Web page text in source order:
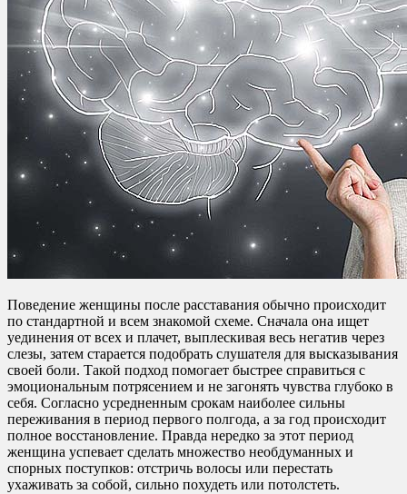
Поведение женщины после расставания обычно происходит
по стандартной и всем знакомой схеме. Сначала она ищет
уединения от всех и плачет, выплескивая весь негатив через
слезы, затем старается подобрать слушателя для высказывания
своей боли. Такой подход помогает быстрее справиться с
эмоциональным потрясением и не загонять чувства глубоко в
себя. Согласно усредненным срокам наиболее сильны
переживания в период первого полгода, а за год происходит
полное восстановление. Правда нередко за этот период
женщина успевает сделать множество необдуманных и
спорных поступков: отстричь волосы или перестать
ухаживать за собой, сильно похудеть или потолстеть.